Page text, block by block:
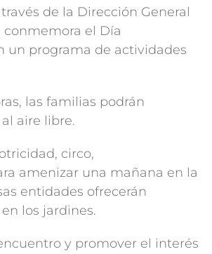
de la Dirección General
el Día
un programa de actividades
las familias podrán
aire libre.
circo,
amenizar una mañana en la
entidades ofrecerán
los jardines.
y promover el interés